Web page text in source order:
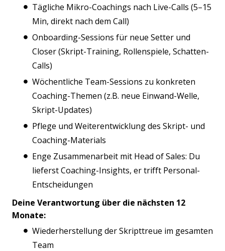
Tägliche Mikro-Coachings nach Live-Calls (5–15
Min, direkt nach dem Call)
Onboarding-Sessions für neue Setter und
Closer (Skript-Training, Rollenspiele, Schatten-
Calls)
Wöchentliche Team-Sessions zu konkreten
Coaching-Themen (z.B. neue Einwand-Welle,
Skript-Updates)
Pflege und Weiterentwicklung des Skript- und
Coaching-Materials
Enge Zusammenarbeit mit Head of Sales: Du
lieferst Coaching-Insights, er trifft Personal-
Entscheidungen
Deine Verantwortung über die nächsten 12
Monate:
Wiederherstellung der Skripttreue im gesamten
Team